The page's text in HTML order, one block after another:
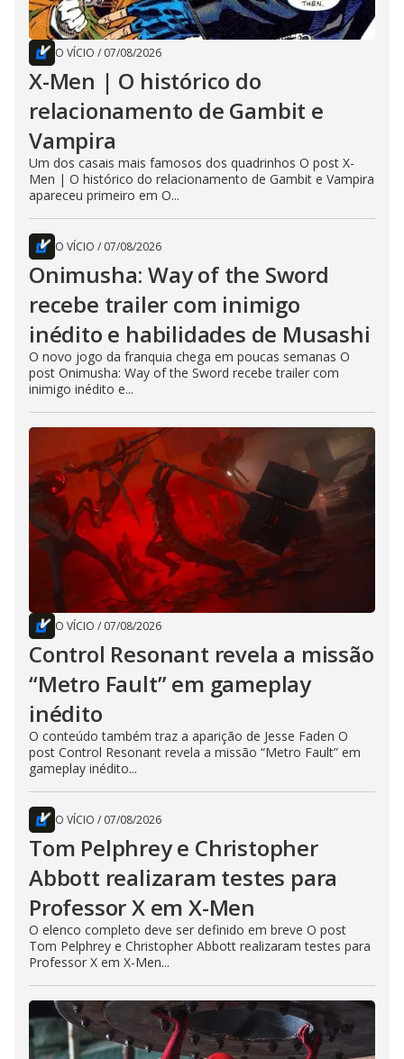
O VÍCIO / 07/08/2026
X-Men | O histórico do
relacionamento de Gambit e
Vampira
Um dos casais mais famosos dos quadrinhos O post X-
Men | O histórico do relacionamento de Gambit e Vampira
apareceu primeiro em O...
O VÍCIO / 07/08/2026
Onimusha: Way of the Sword
recebe trailer com inimigo
inédito e habilidades de Musashi
O novo jogo da franquia chega em poucas semanas O
post Onimusha: Way of the Sword recebe trailer com
inimigo inédito e...
O VÍCIO / 07/08/2026
Control Resonant revela a missão
“Metro Fault” em gameplay
inédito
O conteúdo também traz a aparição de Jesse Faden O
post Control Resonant revela a missão “Metro Fault” em
gameplay inédito...
O VÍCIO / 07/08/2026
Tom Pelphrey e Christopher
Abbott realizaram testes para
Professor X em X-Men
O elenco completo deve ser definido em breve O post
Tom Pelphrey e Christopher Abbott realizaram testes para
Professor X em X-Men...